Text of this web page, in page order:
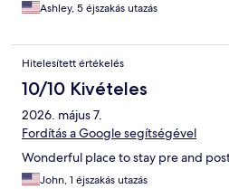
Ashley, 5 éjszakás utazás
Hitelesített értékelés
10/10 Kivételes
2026. május 7.
Fordítás a Google segítségével
Wonderful place to stay pre and
John, 1 éjszakás utazás